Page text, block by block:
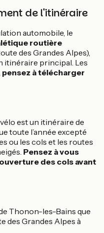
de l'itinéraire
automobile, le
routière
des Grandes Alpes),
itinéraire principal. Les
pensez à télécharger
vélo est un itinéraire de
toute l’année excepté
ou les cols et les routes
Pensez à vous
des cols avant
Thonon-les-Bains que
des Grandes Alpes à